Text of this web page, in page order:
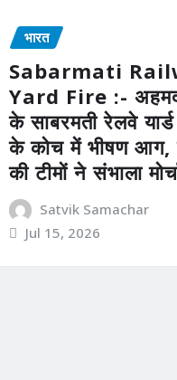
भारत
Sabarmati
Yard Fire :-
के साबरमती रेलवे
के कोच में भीषण
की टीमों ने संभाला
Satvik Samachar
Jul 15, 2026